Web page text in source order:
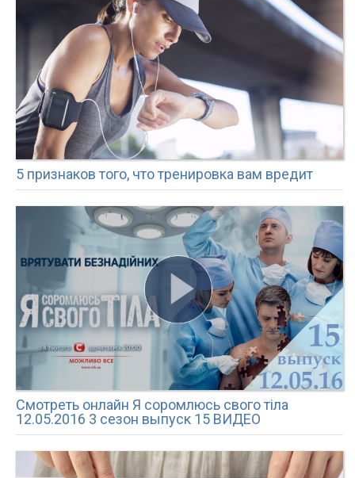
5 признаков того, что тренировка вам вредит
Смотреть онлайн Я соромлюсь свого тіла
12.05.2016 3 сезон выпуск 15 ВИДЕО